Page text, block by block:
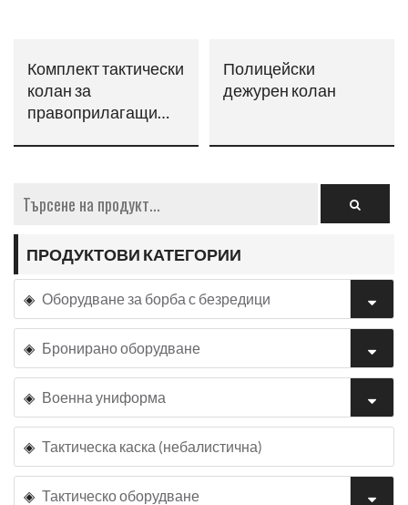
Комплект тактически
колан за
правоприлагащи
Полицейски
дежурен колан
ПРОДУКТОВИ КАТЕГОРИИ
Оборудване за борба с безредици
Бронирано оборудване
Военна униформа
Тактическа каска (небалистична)
Тактическо оборудване